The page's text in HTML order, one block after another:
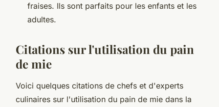
fraises. Ils sont parfaits pour les enfants et les
adultes.
Citations sur l'utilisation du pain
de mie
Voici quelques citations de chefs et d'experts
culinaires sur l'utilisation du pain de mie dans la